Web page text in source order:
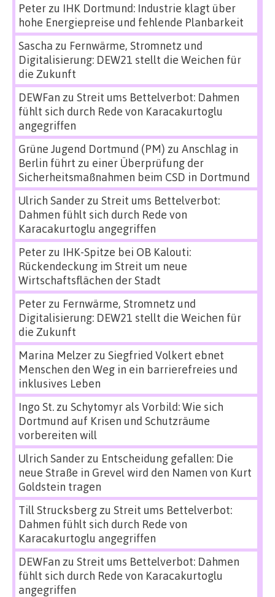
Peterzu IHK Dortmund: Industrie klagt über
hohe Energiepreise und fehlende Planbarkeit
Sascha zu Fernwärme, Stromnetz und
Digitalisierung: DEW21 stellt die Weichen für
die Zukunft
DEWFan zu Streit ums Bettelverbot: Dahmen
fühlt sich durch Rede von Karacakurtoglu
angegriffen
Grüne Jugend Dortmund (PM) zu Anschlag in
Berlin führt zu einer Überprüfung der
Sicherheitsmaßnahmen beim CSD in Dortmund
Ulrich Sanderzu Streit ums Bettelverbot:
Dahmen fühlt sich durch Rede von
Karacakurtoglu angegriffen
Peterzu IHK-Spitze bei OB Kalouti:
Rückendeckung im Streit um neue
Wirtschaftsflächen der Stadt
Peterzu Fernwärme, Stromnetz und
Digitalisierung: DEW21 stellt die Weichen für
die Zukunft
Marina Melzerzu Siegfried Volkert ebnet
Menschen den Weg in ein barrierefreies und
inklusives Leben
Ingo St.zu Schytomyr als Vorbild: Wie sich
Dortmund auf Krisen und Schutzräume
vorbereiten will
Ulrich Sanderzu Entscheidung gefallen: Die
neue Straße in Grevel wird den Namen von Kurt
Goldstein tragen
Till Strucksbergzu Streit ums Bettelverbot:
Dahmen fühlt sich durch Rede von
Karacakurtoglu angegriffen
DEWFan zu Streit ums Bettelverbot: Dahmen
fühlt sich durch Rede von Karacakurtoglu
angegriffen